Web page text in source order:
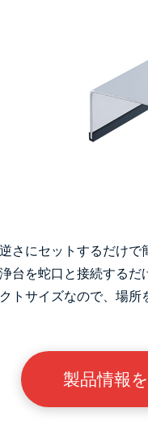
さにセットするだけで
台を蛇口と接続するだ
トサイズなので、場所
製品情報